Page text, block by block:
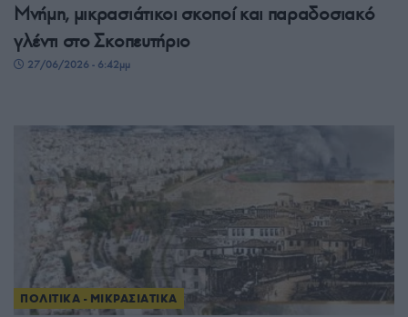
Μνήμη, μικρασιάτικοι σκοποί και παραδοσιακό
γλέντι στο Σκοπευτήριο
27/06/2026 - 6:42μμ
ΠΟΛΙΤΙΚΑ - ΜΙΚΡΑΣΙΑΤΙΚΑ